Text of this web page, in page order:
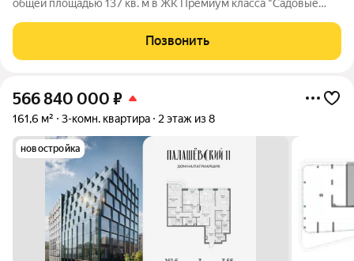
общей площадью 137 кв. м в ЖК Премиум класса "Садовые
свободную планировку, которая позволяет спланировать:
просторную кухню-гостиную-столовую,
Позвонить
566 840 000 ₽
161,6 м² 3-комн. квартира 2 этаж из 8
новостройка